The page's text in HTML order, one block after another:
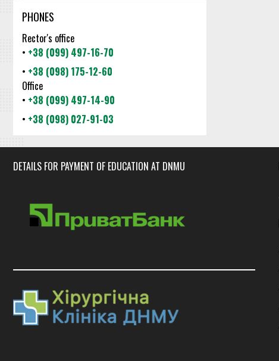
PHONES
Rector's office
• +38 (099) 497-16-70
• +38 (098) 175-12-60
Office
• +38 (099) 497-14-90
• +38 (098) 027-91-03
DETAILS FOR PAYMENT OF EDUCATION AT DNMU